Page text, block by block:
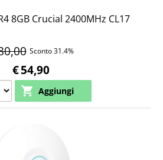
8GB Crucial 2400MHz CL17
Sconto 31.4%
€54,90